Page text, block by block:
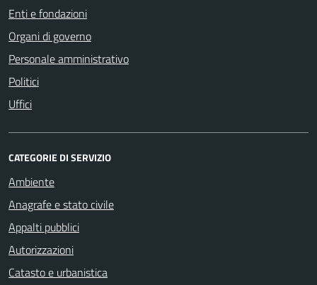
Enti e fondazioni
Organi di governo
Personale amministrativo
Politici
Uffici
CATEGORIE DI SERVIZIO
Ambiente
Anagrafe e stato civile
Appalti pubblici
Autorizzazioni
Catasto e urbanistica